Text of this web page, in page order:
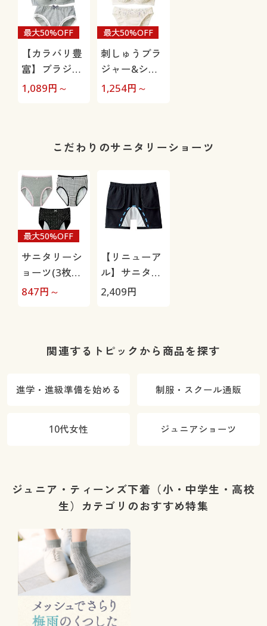
【カラバリ豊
富】ブラジャ
ー&ショーツ
最大50%OFF
1,089円～
刺しゅうブラ
ジャー&ショ
ーツペア(ワイ
最大50%OFF
1,254円～
こだわりのサニタリーショーツ
サニタリーシ
ョーツ(3枚組)
(色柄たくさ
い日～夜用)
最大50%OFF
847円～
【リニューア
ル】サニタリ
ーオーバース
い日・多い日
2,409円
関連するトピックから商品を探す
進学・進級準備を始める 制服・スクール通販
10代女性 ジュニアショーツ
ジュニア・ティーンズ下着（小・中学生・高校
生）カテゴリのおすすめ特集